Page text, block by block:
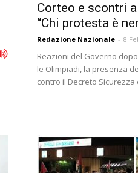
Corteo e scontri
“Chi protesta è
Redazione Nazionale - 8
Reazioni del Governo
le Olimpiadi, la presenza
contro il Decreto Sicurezza